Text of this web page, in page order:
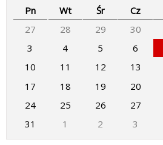
Pn
Wt Śr Cz
27
28 29 30
3
4 5 6
10
11 12 13
17
18 19 20
24
25 26 27
31
1 2 3